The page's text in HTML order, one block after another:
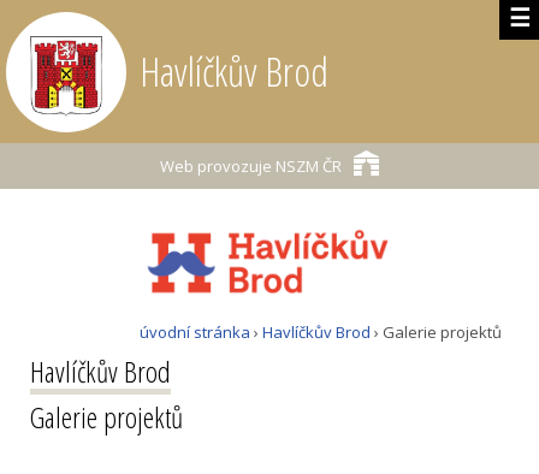
☰
Havlíčkův Brod
Web provozuje NSZM ČR
úvodní stránka › Havlíčkův Brod › Galerie projektů
Havlíčkův Brod
Galerie projektů